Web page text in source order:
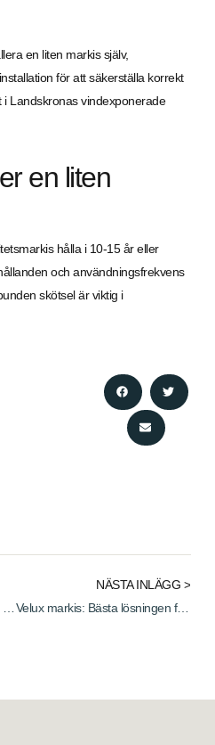
en liten markis själv,
för att säkerställa korrekt
i Landskronas vindexponerade
en liten
hålla i 10-15 år eller
och användningsfrekvens
skötsel är viktig i
NÄSTA INLÄGG >
Velux markis: Bästa lösningen för takfönster 2025